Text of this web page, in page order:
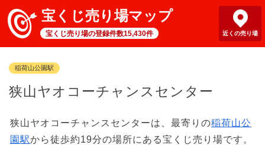
宝くじ売り場マップ
宝くじ売り場の登録件数15,430件 近くの売り場
稲荷山公園駅
狭山ヤオコーチャンスセンター
狭山ヤオコーチャンスセンターは、最寄りの稲荷山公
園駅から徒歩約19分の場所にある宝くじ売り場です。